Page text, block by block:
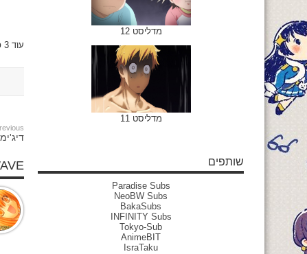
עוד 3 פרקים לסיום העונה!!!
מדליסט 12
מדליסט 11
שותפים
Paradise Subs
NeoBW Subs
BakaSubs
INFINITY Subs
Tokyo-Sub
AnimeBIT
IsraTaku